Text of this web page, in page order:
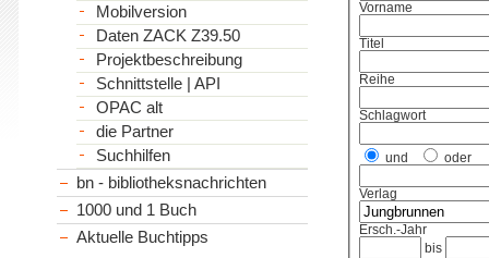
Vorname
Titel
Reihe
Schlagwort
und oder
Verlag
Ersch.-Jahr
bis
Mobilversion
Daten ZACK Z39.50
Projektbeschreibung
Schnittstelle | API
OPAC alt
die Partner
Suchhilfen
bn - bibliotheksnachrichten
1000 und 1 Buch
Aktuelle Buchtipps